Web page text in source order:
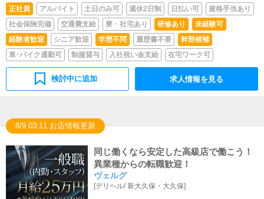
お過ごしいただくため、店内の清掃や備品の管理・補充を
行っていただきます。
正社員 アルバイト 土日のみ可 週休2日制 日払い可
資格手当あり
社会保険完備
交通費支給 寮・社宅あり 研修あり
未経験可
経験者歓迎
シニア歓迎 学歴不問 履歴書不要
幹部候補
車･バイク通勤可
制服貸与 入社祝い金支給 在宅ワーク可
検討中に追加 求人情報を見る
8/9 03:11 お店情報更新
同じ働くなら安定した高級店で働こう！
異業種からの転職歓迎！
ヴェルグ
[デリヘル/ 新大久保・大久保]